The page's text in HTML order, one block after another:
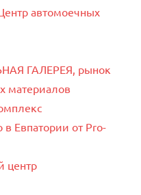
автомоечных
ГАЛЕРЕЯ, рынок
материалов
Евпатории от Pro-
центр